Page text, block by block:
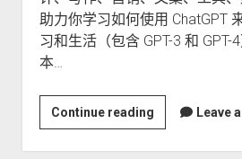
助力你学习如何使用 ChatGPT
习和生活（包含 GPT-3 和 GPT-
本…
Continue readingChatGPT
终
极
Leave